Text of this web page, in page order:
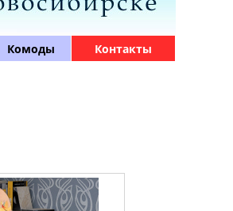
Комоды Контакты